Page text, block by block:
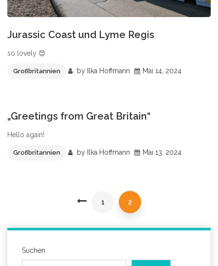
Jurassic Coast und Lyme Regis
so lovely 😍
Großbritannien by Ilka Hoffmann Mai 14, 2024
„Greetings from Great Britain“
Hello again!
Großbritannien by Ilka Hoffmann Mai 13, 2024
1 2
Suchen